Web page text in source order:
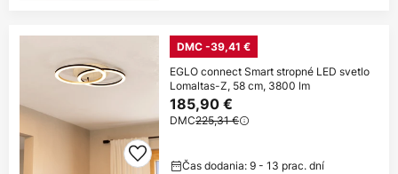
DMC -39,41 €
EGLO connect Smart stropné LED svetlo
Lomaltas-Z, 58 cm, 3800 lm
185,90 €
DMC225,31 €
Čas dodania: 9 - 13 prac. dní